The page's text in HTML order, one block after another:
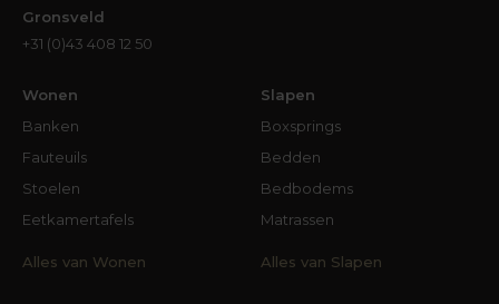
Gronsveld
+31 (0)43 408 12 50
Wonen
Banken
Fauteuils
Stoelen
Eetkamertafels
Alles van Wonen
Slapen
Boxsprings
Bedden
Bedbodems
Matrassen
Alles van Slapen